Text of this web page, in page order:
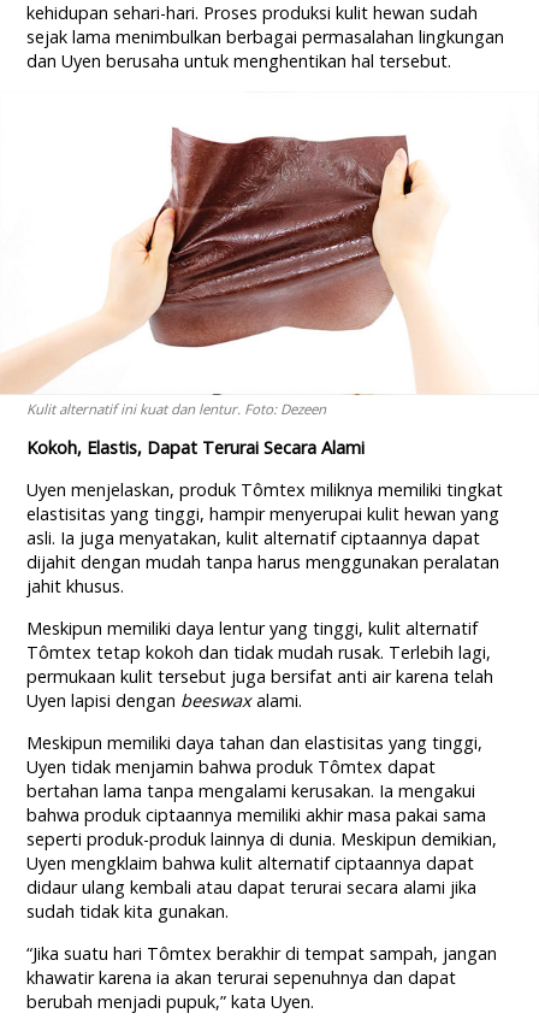
kehidupan sehari-hari. Proses produksi kulit hewan sudah
sejak lama menimbulkan berbagai permasalahan lingkungan
dan Uyen berusaha untuk menghentikan hal tersebut.
Kulit alternatif ini kuat dan lentur. Foto: Dezeen
Kokoh, Elastis, Dapat Terurai Secara Alami
Uyen menjelaskan, produk Tômtex miliknya memiliki tingkat
elastisitas yang tinggi, hampir menyerupai kulit hewan yang
asli. Ia juga menyatakan, kulit alternatif ciptaannya dapat
dijahit dengan mudah tanpa harus menggunakan peralatan
jahit khusus.
Meskipun memiliki daya lentur yang tinggi, kulit alternatif
Tômtex tetap kokoh dan tidak mudah rusak. Terlebih lagi,
permukaan kulit tersebut juga bersifat anti air karena telah
Uyen lapisi dengan beeswaxalami.
Meskipun memiliki daya tahan dan elastisitas yang tinggi,
Uyen tidak menjamin bahwa produk Tômtex dapat
bertahan lama tanpa mengalami kerusakan. Ia mengakui
bahwa produk ciptaannya memiliki akhir masa pakai sama
seperti produk-produk lainnya di dunia. Meskipun demikian,
Uyen mengklaim bahwa kulit alternatif ciptaannya dapat
didaur ulang kembali atau dapat terurai secara alami jika
sudah tidak kita gunakan.
“Jika suatu hari Tômtex berakhir di tempat sampah, jangan
khawatir karena ia akan terurai sepenuhnya dan dapat
berubah menjadi pupuk,” kata Uyen.